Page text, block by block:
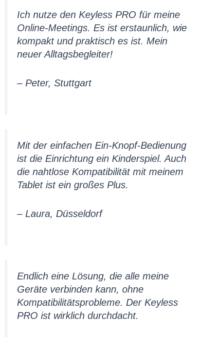
Ich nutze den Keyless PRO für meine
Online-Meetings. Es ist erstaunlich, wie
kompakt und praktisch es ist. Mein
neuer Alltagsbegleiter!
– Peter, Stuttgart
Mit der einfachen Ein-Knopf-Bedienung
ist die Einrichtung ein Kinderspiel. Auch
die nahtlose Kompatibilität mit meinem
Tablet ist ein großes Plus.
– Laura, Düsseldorf
Endlich eine Lösung, die alle meine
Geräte verbinden kann, ohne
Kompatibilitätsprobleme. Der Keyless
PRO ist wirklich durchdacht.